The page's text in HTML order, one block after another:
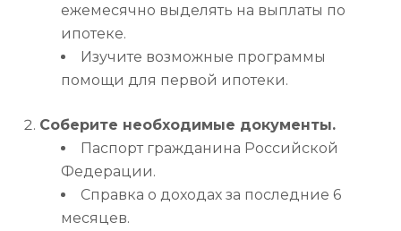
ежемесячно выделять на выплаты по
ипотеке.
Изучите возможные программы
помощи для первой ипотеки.
Соберите необходимые документы.
Паспорт гражданина Российской
Федерации.
Справка о доходах за последние 6
месяцев.